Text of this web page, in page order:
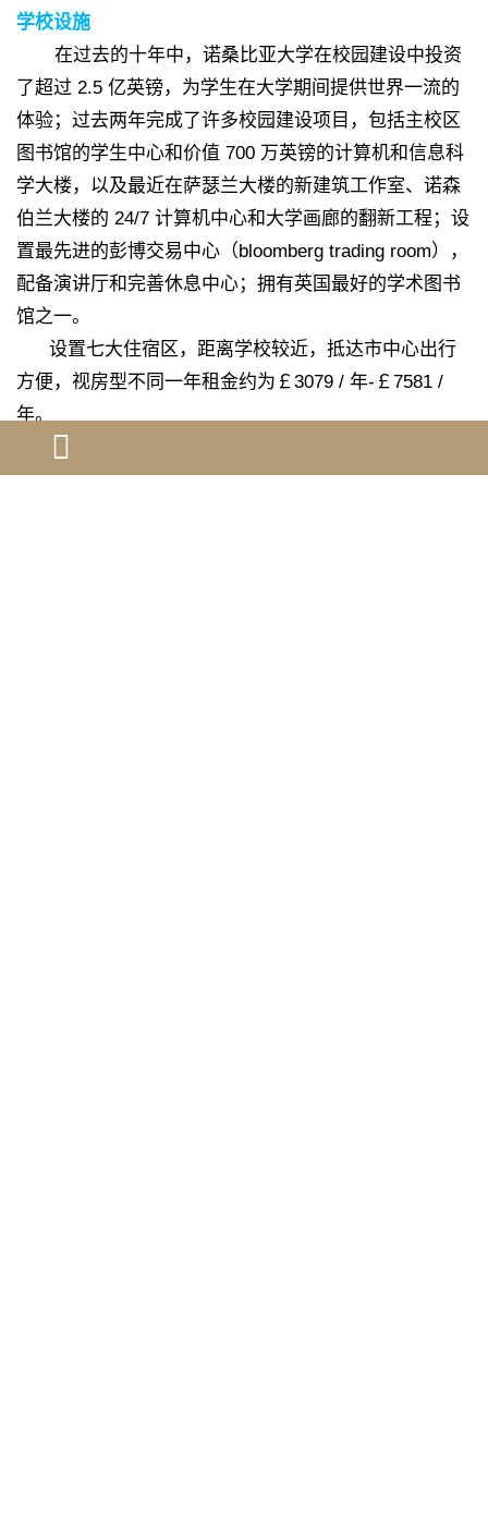
学校设施
在过去的十年中，诺桑比亚大学在校园建设中投资
了超过 2.5 亿英镑，为学生在大学期间提供世界一流的
体验；过去两年完成了许多校园建设项目，包括主校区
图书馆的学生中心和价值 700 万英镑的计算机和信息科
学大楼，以及最近在萨瑟兰大楼的新建筑工作室、诺森
伯兰大楼的 24/7 计算机中心和大学画廊的翻新工程；设
置最先进的彭博交易中心（bloomberg trading room），
配备演讲厅和完善休息中心；拥有英国最好的学术图书
馆之一。
设置七大住宿区，距离学校较近，抵达市中心出行
方便，视房型不同一年租金约为￡3079 / 年-￡7581 /
年。
可衔接 qualifi 专业